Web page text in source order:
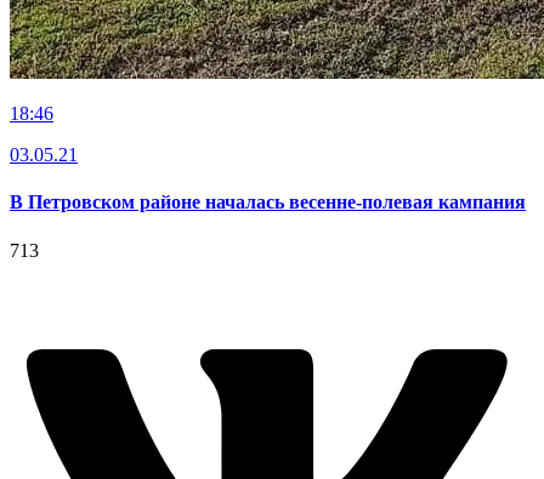
18:46
03.05.21
В Петровском районе началась весенне-полевая кампания
713